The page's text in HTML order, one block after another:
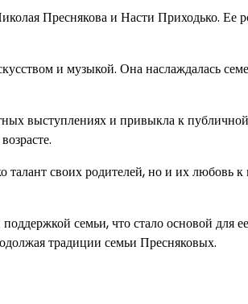
Преснякова и Насти Приходько. Ее
и музыкой. Она наслаждалась
выступлениях и привыкла к
талант своих родителей, но и их любовь
семьи, что стало основой для
традиции семьи Пресняковых.